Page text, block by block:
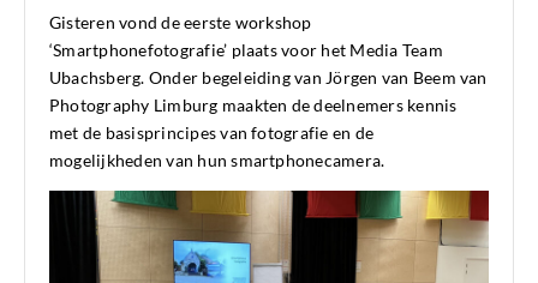
Gisteren vond de eerste workshop
‘Smartphonefotografie’ plaats voor het Media Team
Ubachsberg. Onder begeleiding van Jörgen van Beem van
Photography Limburg maakten de deelnemers kennis
met de basisprincipes van fotografie en de
mogelijkheden van hun smartphonecamera.